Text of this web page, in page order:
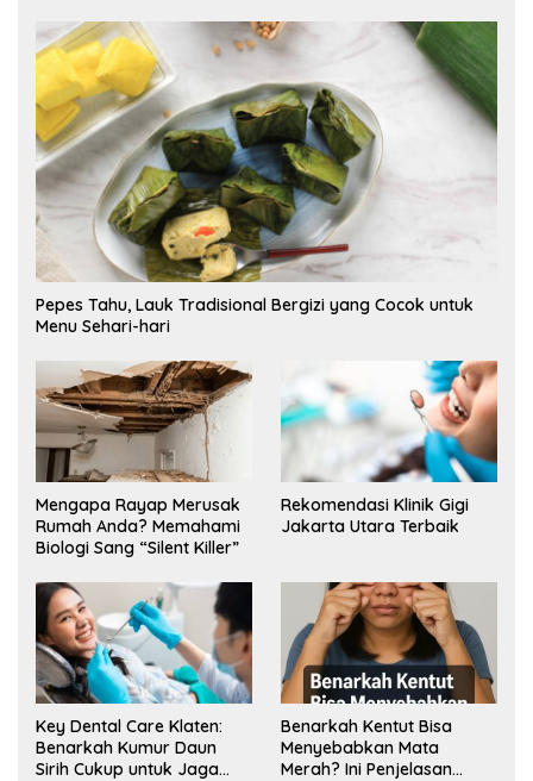
Pepes Tahu, Lauk Tradisional Bergizi yang Cocok untuk
Menu Sehari-hari
Mengapa Rayap Merusak
Rumah Anda? Memahami
Biologi Sang “Silent Killer”
Rekomendasi Klinik Gigi
Jakarta Utara Terbaik
Key Dental Care Klaten:
Benarkah Kumur Daun
Sirih Cukup untuk Jaga
Benarkah Kentut Bisa
Menyebabkan Mata
Merah? Ini Penjelasan